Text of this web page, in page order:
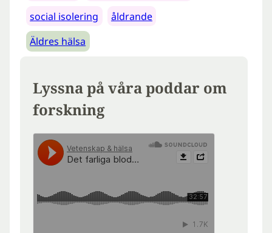
social isolering
åldrande
Äldres hälsa
Lyssna på våra poddar om
forskning